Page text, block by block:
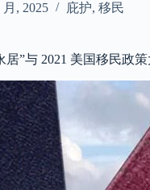
月, 2025 庇护, 移民
”与 2021 美国移民政